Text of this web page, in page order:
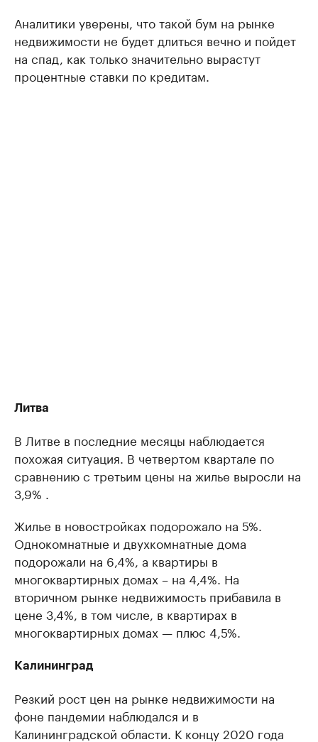
Аналитики уверены, что такой бум на рынке
недвижимости не будет длиться вечно и пойдет
на спад, как только значительно вырастут
процентные ставки по кредитам.
Литва
В Литве в последние месяцы наблюдается
похожая ситуация. В четвертом квартале по
сравнению с третьим цены на жилье выросли на
3,9% .
Жилье в новостройках подорожало на 5%.
Однокомнатные и двухкомнатные дома
подорожали на 6,4%, а квартиры в
многоквартирных домах – на 4,4%. На
вторичном рынке недвижимость прибавила в
цене 3,4%, в том числе, в квартирах в
многоквартирных домах — плюс 4,5%.
Калининград
Резкий рост цен на рынке недвижимости на
фоне пандемии наблюдался и в
Калининградской области. К концу 2020 года